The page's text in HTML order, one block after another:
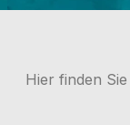
Hier finden